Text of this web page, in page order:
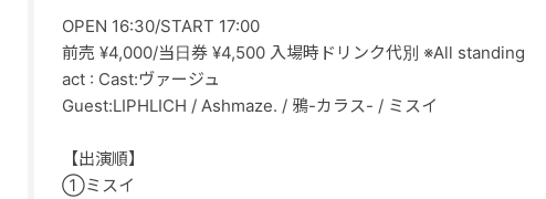
OPEN 16:30/START 17:00
前売 ¥4,000/当日券 ¥4,500 入場時ドリンク代別 ※All standing
act : Cast:ヴァージュ
Guest:LIPHLICH / Ashmaze. / 鴉-カラス- / ミスイ
【出演順】
①ミスイ